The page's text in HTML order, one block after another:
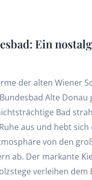
Ein
der alten Wiener
Alte Donau
Bad
aus und hebt sich
von den
ab. Der markante
verleihen dem